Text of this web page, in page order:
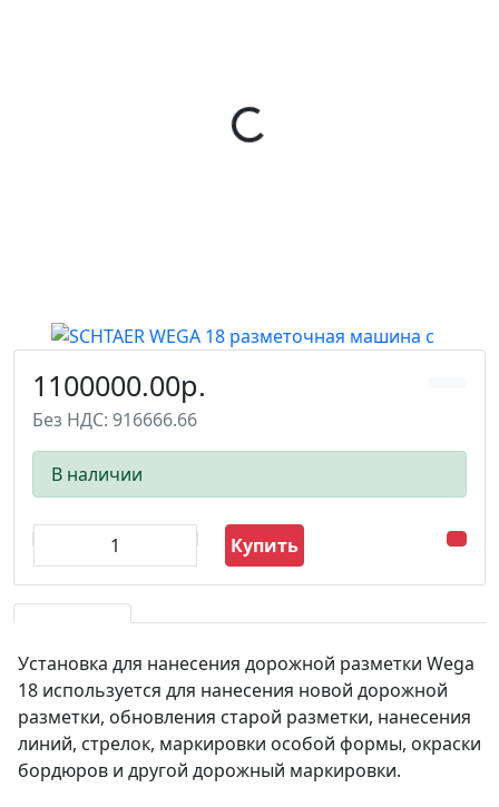
1100000.00р.
Без НДС: 916666.66
В наличии
Купить
Установка для нанесения дорожной разметки Wega
18 используется для нанесения новой дорожной
разметки, обновления старой разметки, нанесения
линий, стрелок, маркировки особой формы, окраски
бордюров и другой дорожный маркировки.